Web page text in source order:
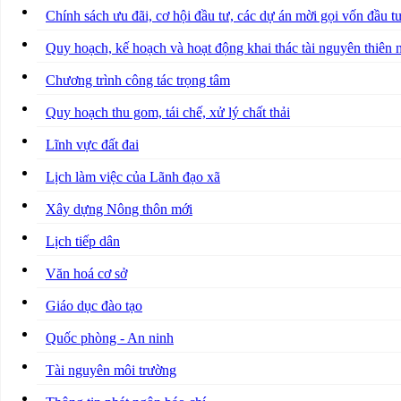
Chính sách ưu đãi, cơ hội đầu tư, các dự án mời gọi vốn đầu
Quy hoạch, kế hoạch và hoạt động khai thác tài nguyên thiên
Chương trình công tác trọng tâm
Quy hoạch thu gom, tái chế, xử lý chất thải
Lĩnh vực đất đai
Lịch làm việc của Lãnh đạo xã
Xây dựng Nông thôn mới
Lịch tiếp dân
Văn hoá cơ sở
Giáo dục đào tạo
Quốc phòng - An ninh
Tài nguyên môi trường